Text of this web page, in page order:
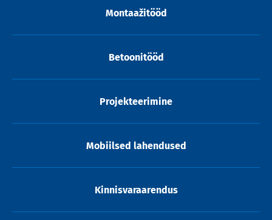
Montaažitööd
Betoonitööd
Projekteerimine
Mobiilsed lahendused
Kinnisvaraarendus